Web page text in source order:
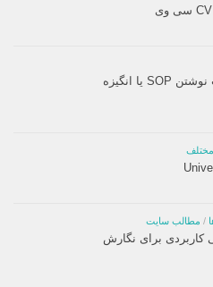
نگارش SOP یا انگیزه نامه – خدمات نوشتن SOP یا انگیزه
/ مطالب سایت
کاربردی برای نگارش